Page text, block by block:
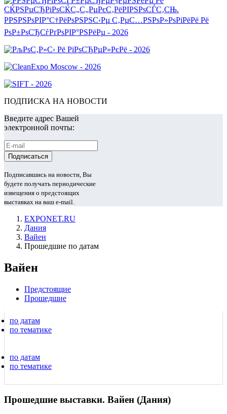
ПОДПИСКА НА НОВОСТИ
Введите адрес Вашей
электронной почты:
Подписавшись на новости, Вы
будете получать периодические
извещения о предстоящих
выставках на ваш e-mail.
EXPONET.RU
Дания
Вайен
Прошедшие по датам
Вайен
Предстоящие
Прошедшие
по датам
по тематике
по датам
по тематике
Прошедшие выставки. Вайен (Дания)